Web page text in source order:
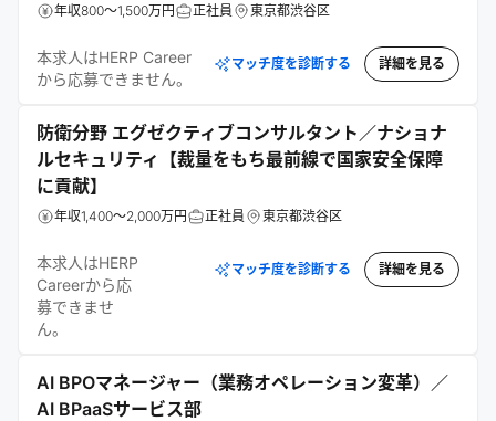
年収800～1,500万円 正社員 東京都渋谷区
本求人はHERP Career
から応募できません。
マッチ度を診断する 詳細を見る
防衛分野 エグゼクティブコンサルタント／ナショナ
ルセキュリティ【裁量をもち最前線で国家安全保障
に貢献】
年収1,400～2,000万円 正社員 東京都渋谷区
本求人はHERP
Careerから応
募できませ
ん。
マッチ度を診断する 詳細を見る
AI BPOマネージャー（業務オペレーション変革）／
AI BPaaSサービス部